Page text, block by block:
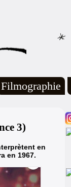
Filmographie
3)
en
en 1967.